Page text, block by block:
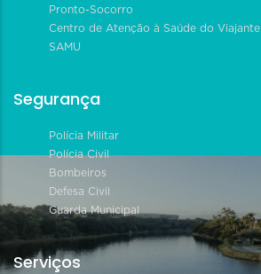
Pronto-Socorro
Centro de Atenção à Saúde do Viajante
SAMU
Segurança
Polícia Militar
Polícia Civil
Bombeiros
Defesa Civil
Guarda Municipal
Serviços